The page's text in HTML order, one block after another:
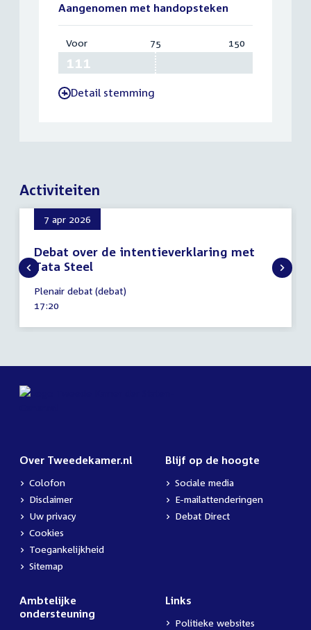
Aangenomen met handopsteken
Voor:
111
75 150
-Detail stemming
Activiteiten
7 apr 2026
Debat over de intentieverklaring met
Tata Steel
april
2026
Plenair debat (debat)
Tijd
17:20
Over Tweedekamer.nl
Colofon
Disclaimer
Uw privacy
Cookies
Toegankelijkheid
Sitemap
Blijf op de hoogte
Sociale media
E-mailattenderingen
Debat Direct
Ambtelijke
ondersteuning
Links
Politieke websites